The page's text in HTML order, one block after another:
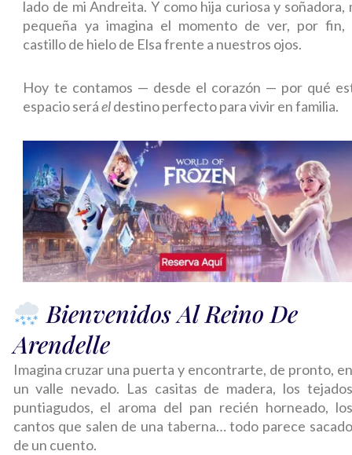
lado de mi Andreita. Y como hija curiosa y soñadora,
pequeña ya imagina el momento de ver, por fin,
castillo de hielo de Elsa frente a nuestros ojos.
Hoy te contamos — desde el corazón — por qué
espacio seráeldestino perfecto para vivir en familia.
Bienvenidos Al Reino De
Arendelle
Imagina cruzar una puerta y encontrarte, de pronto, en
un valle nevado. Las casitas de madera, los tejados
puntiagudos, el aroma del pan recién horneado, los
cantos que salen de una taberna… todo parece sacado
de un cuento.